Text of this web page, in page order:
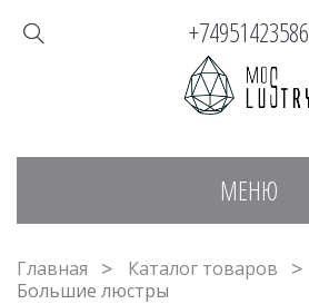
МЕНЮ
+74951423586
Главная Каталог товаров
Большие люстры